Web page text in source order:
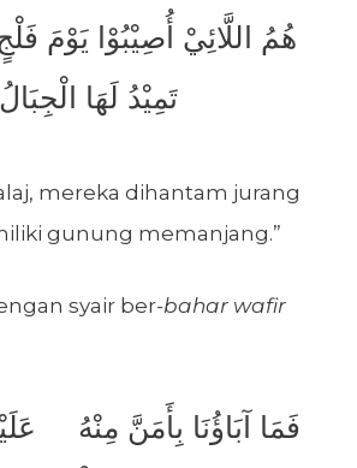
هُمُ اللَّائِيْ أُصِيْبُوْا يَوْمَ
تَمِيْدُ لَهَا الْجِبَالُ
mereka dihantam jurang
gunung memanjang.”
syair ber-bahar wafir
فَمَا آبَاؤُنَا بِأَمَنَّ مِنْهُ